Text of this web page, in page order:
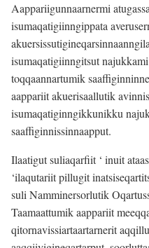
Aappariigunnaarnermi
isumaqatigiinngippata
isumaqatigiinngitsut
toqqaannartumik
aappariit akuerisaallutik
isumaqatiginngikkunikku
saaffiginnissinnaapput.
Ilaatigut suliaqarfiit ‘ inuit
‘ilaqutariit pillugit
suli Namminersorlutik
Taamaattumik aappariit
qitornavissiartaartarnerit